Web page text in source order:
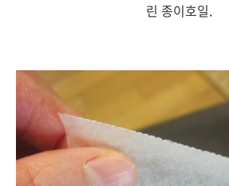
린 종이호일.